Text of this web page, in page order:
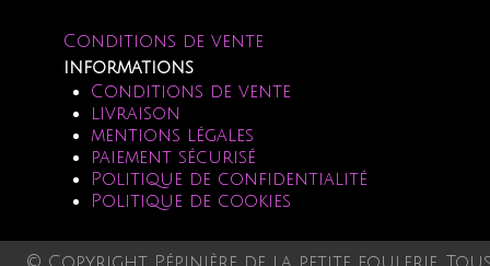
Conditions de vente
informations
Conditions de vente
livraison
mentions légales
paiement sécurisé
Politique de confidentialité
Politique de cookies